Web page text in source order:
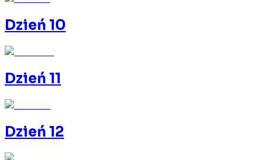
Dzień 10
Dzień 11
Dzień 12